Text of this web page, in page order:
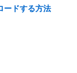
ードする方法